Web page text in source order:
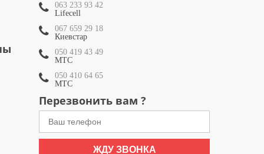
063 233 93 42
Lifecell
067 659 29 18
Киевстар
050 419 43 49
МТС
050 410 64 65
МТС
Перезвонить вам ?
ЖДУ ЗВОНКА